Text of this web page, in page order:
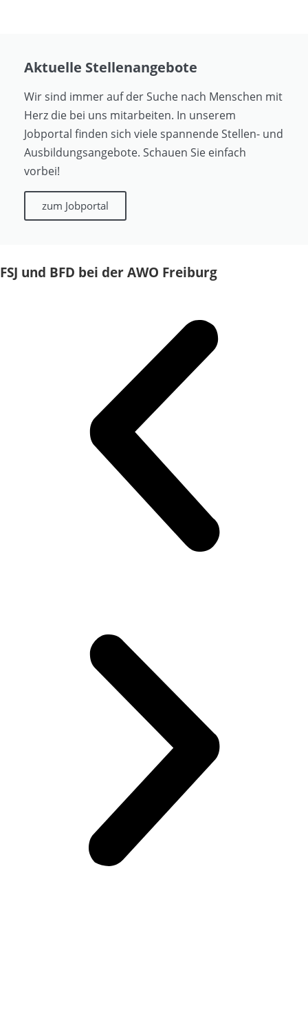
Aktuelle Stellenangebote
Wir sind immer auf der Suche nach Menschen mit
Herz die bei uns mitarbeiten. In unserem
Jobportal finden sich viele spannende Stellen- und
Ausbildungsangebote. Schauen Sie einfach
vorbei!
zum Jobportal
FSJ und BFD bei der AWO Freiburg